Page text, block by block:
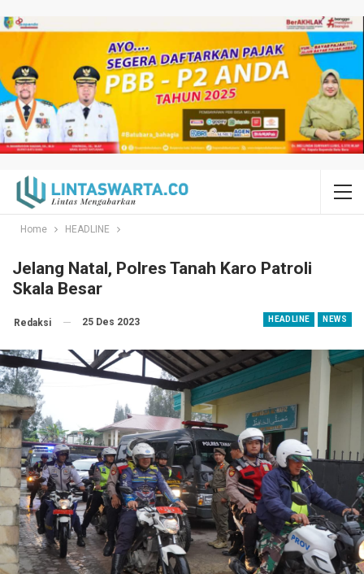
Home HEADLINE
Jelang Natal, Polres Tanah Karo Patroli
Skala Besar
HEADLINE NEWS
Redaksi 25 Des 2023